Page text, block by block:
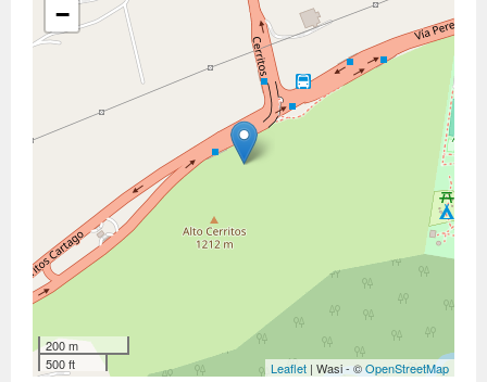
−
200 m
500 ft
Leaflet | Wasi - ©OpenStreetMap